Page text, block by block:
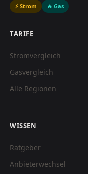
⚡ Strom 🔥 Gas
TARIFE
Stromvergleich
Gasvergleich
Alle Regionen
WISSEN
Ratgeber
Anbieterwechsel